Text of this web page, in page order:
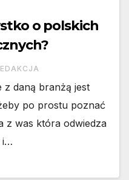
o polskich
z daną branżą jest
po prostu poznać
z was która odwiedza
i…